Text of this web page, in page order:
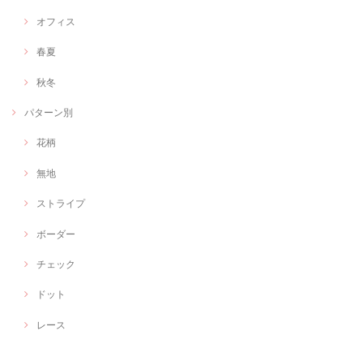
オフィス
春夏
秋冬
パターン別
花柄
無地
ストライプ
ボーダー
チェック
ドット
レース